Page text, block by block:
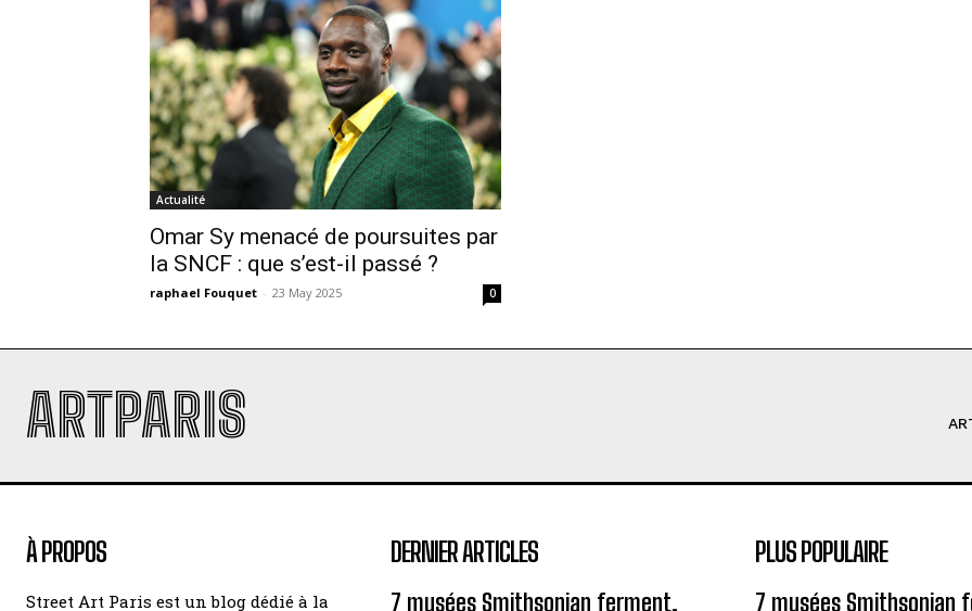
Actualité
Omar Sy menacé de poursuites par
la SNCF : que s’est-il passé ?
raphael Fouquet - 23 May 2025 0
ARTPARIS
À PROPOS
Street Art Paris est un blog dédié à la
DERNIER ARTICLES
7 musées Smithsonian ferment,
PLUS POPULAIRE
7 musées Smithsonian